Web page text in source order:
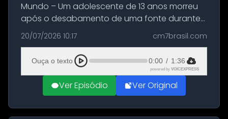
Mundo – Um adolescente de 13 anos morreu
após o desabamento de uma fonte durante
as comemorações pelo título da Copa do
Mundo conquistado pela Espanha, em
Ciudad Rodrigo, na província de Salamanca,
no...
20/07/2026 10:17 cm7brasil.com
Ouça o texto 0:00 / 1:36
powered by VOICEXPRESS
Ver Episódio Ver Original